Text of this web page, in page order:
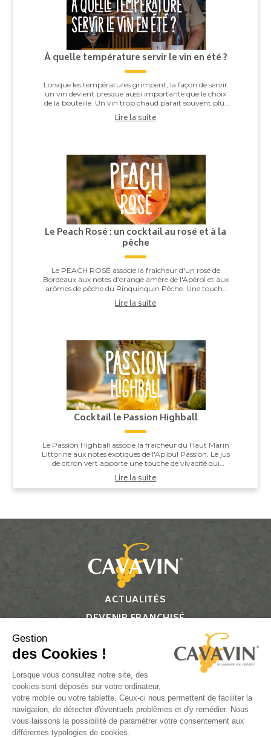
À quelle température servir le vin en été ?
Lorsque les températures grimpent, la façon de servir
un vin devient presque aussi importante que le choix
de la bouteille. Un vin trop chaud paraît souvent plus
Lire la suite
Le Peach Rosé : un cocktail au rosé et à la
pêche
Le PEACH ROSÉ associe la fraîcheur d'un rosé de
Bordeaux aux notes d'orange amère de l'Apérol et aux
arômes de pêche du Rinquinquin Pêche. Une touche
Lire la suite
Cocktail le Passion Highball
Le Passion Highball associe la fraîcheur du Haut Marin
Littorine aux notes exotiques de l'Apibul Passion. Le jus
de citron vert apporte une touche de vivacité qui
Lire la suite
ACTUALITÉS
DEVENIR FRANCHISÉ
Suivez-nous
L’ABUS D’ALCOOL EST DANGEREUX POUR LA SANTÉ, À
Gestion
des Cookies !
Lorsque vous consultez notre site, des
cookies sont déposés sur votre ordinateur,
votre mobile ou votre tablette. Ceux-ci nous permettent de faciliter la
navigation, de détecter d'éventuels problèmes et d'y remédier. Nous
vous laissons la possibilité de paramétrer votre consentement aux
différentes typologies de cookies.